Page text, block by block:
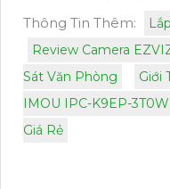
Thông Tin Thêm:
Review Camera
Sát Văn Phòng
Giới
IMOU IPC-K9EP-
Giá Rẻ